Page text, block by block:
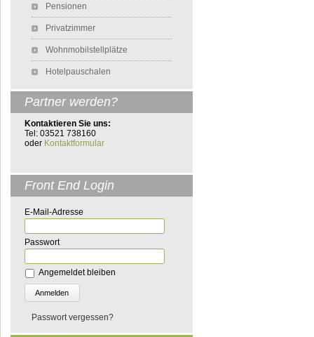
Pensionen
Privatzimmer
Wohnmobilstellplätze
Hotelpauschalen
Partner werden?
Kontaktieren Sie uns:
Tel: 03521 738160
oder Kontaktformular
Front End Login
E-Mail-Adresse
Passwort
Angemeldet bleiben
Passwort vergessen?